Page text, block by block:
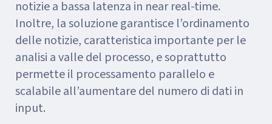
notizie a bassa latenza in near real-time.
Inoltre, la soluzione garantisce l’ordinamento
delle notizie, caratteristica importante per le
analisi a valle del processo, e soprattutto
permette il processamento parallelo e
scalabile all’aumentare del numero di dati in
input.